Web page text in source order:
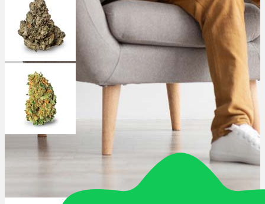
Angststörungen
Chronische Migräne
Depressionen
Schlafstörungen
Cannabis Ärzte
Cannabis Rezept